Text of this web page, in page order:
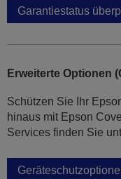
Garantiestatus
Erweiterte Optionen
Schützen Sie Ihr
hinaus mit Epson
Services finden Sie